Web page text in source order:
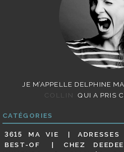
JE M’APPELLE DELPHINE
COLLIN
QUI A PRIS
CATÉGORIES
3615 MA VIE ADRESSES
BEST-OF
CHEZ DEEDEE